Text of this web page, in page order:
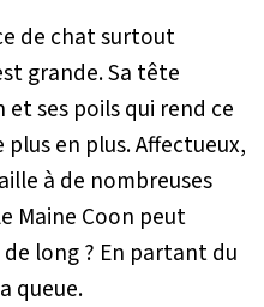
de chat surtout
grande. Sa tête
ses poils qui rend ce
en plus. Affectueux,
à de nombreuses
Maine Coon peut
long ? En partant du
queue.